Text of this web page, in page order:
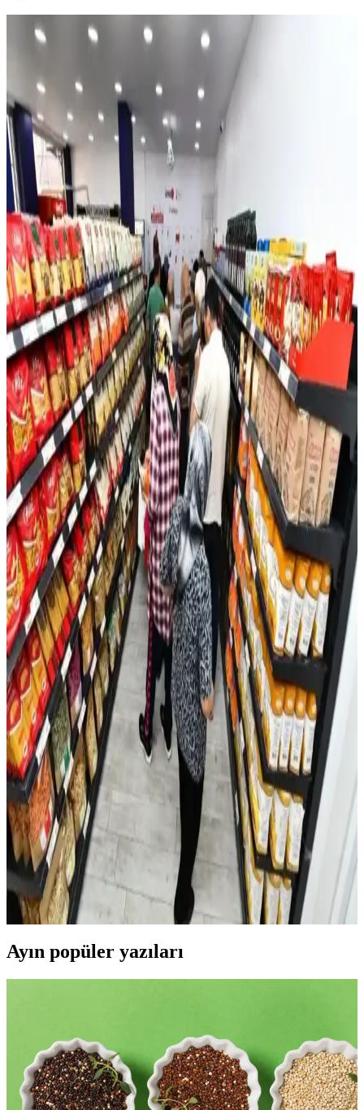
Bufalo İçecek Nedir, Özellikleri ve Tüketim Alanları
Bufalo içecek, meyve aromaları ve şeker içeren hazır, pratik ve
ferahlatıcı bir içecek olup, özellikle gençler ve çocuklar arasında
popülerdir. İçeriği ve tüketim önerileriyle ilgili detaylar burada.
Türkiye'de Sushi Satılan Noktalar ve En Uygun
Satış Yerleri Hakkında Bilgiler
Türkiye'de sushi satılan yerler restoranlar ve marketler olmak üzere
iki ana kategoriye ayrılır. Teknoloji sayesinde en yakın ve güvenilir
sushi noktalarını keşfetmek artık çok kolaydır.
Erkek Tıraş Setleri ve Bakım Ürünleri: Güncel
Trendler ve Seçenekler
Günümüzde erkek bakım ürünleri ve tıraş setleri, hijyen ve pratiklik
ön planda tutularak çeşitli seçenekler sunuyor. Online ve
marketlerde bulunan ürünler, doğal içeriklere ve kullanım
kolaylığına odaklanıyor.
Migros'ta Buz Satış Durumu ve Marketlerde Buzun
Yeri Analizi
Migros'ta buz satışı kesin olmamakla birlikte, büyük marketlerde buz
bulunma olasılığı yüksektir. Yaz aylarında serinletici ve pratik
çözümler sunan buz, marketlerde çeşitli ambalajlarda mevcuttur.
Marketlerde En Çok Tercih Edilen Milkshake
Türleri ve Popüler Markalar Analizi
Marketlerde en çok tercih edilen milkshake'ler, çikolatalı ve vanilyalı
aromalarla öne çıkar. Uygun fiyat ve erişilebilirlik, tüketici
tercihlerinde önemli rol oynar.
Litvanya'da IKI Marketinde 3 Euro'luk Kahvaltı ve
Market Zincirleri Fiyat İncelemesi
Litvanya'da IKI marketinden alınan kahvaltının maliyeti 2.79 Euro
olup, yerel ürünler ve indirimlerle fiyatlar uygun seviyede
tutulmaktadır. Bölgesel market zincirleri ve fiyat politikaları
detaylıca incelenmiştir.
Sıcak Su Torbası Kullanımı ve Güvenlik İpuçları
Evde Rahatlık Sağlar
Sıcak su torbaları, evde konfor ve sağlık için ideal. Güvenli kullanım
ve bakım ipuçlarıyla yaşam kalitenizi artırın.
İzmir'de Ekonomik Alışveriş Rehberi: Uygun Fiyatlı
Market ve Pazar Seçenekleri
İzmir'de uygun fiyatlı alışveriş için marketler ve pazarlar, dikkat
edilmesi gerekenler ve alışveriş ipuçları hakkında bilgilendirici
rehber.
Ayın popüler yazıları